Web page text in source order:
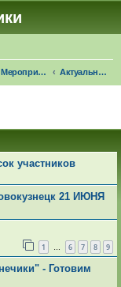
Мероприятия и конкурсы от форума Актуальные мероприятия
участников
21 ИЮНЯ
1 … 6 7 8 9
- Готовим